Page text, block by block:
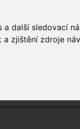
další sledovací
zjištění zdroje
Tělo a hygiena
dodává